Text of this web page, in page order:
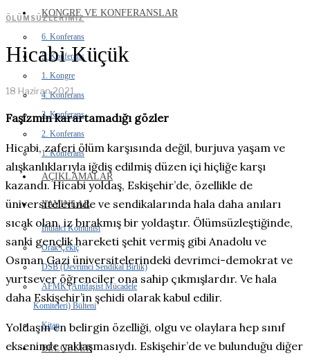
KONGRE VE KONFERANSLAR
6. Konferans
5. Konferans
1. Kongre
4. Konferans
3. Konferans
2. Konferans
1. Konferans
AÇIKLAMALAR
YAYINLAR
İhtilalci Komünist
Orak Çekiç
DSB (Devrimci Sendikal Birlik)
AFMK (Antifaşist Mücadele
Komiteleri) Bülteni
Kitap
BELGELER
ÖLÜMSÜZLERIMIZ
Hicabi Küçük
18 Haziran 2021
Faşizmin karartamadığı gözler
Hicabi, zaferi ölüm karşısında değil, burjuva yaşam ve
alışkanlıklarıyla iğdiş edilmiş düzen içi hiçliğe karşı
kazandı. Hicabi yoldaş, Eskişehir’de, özellikle de
üniversitelerinde ve sendikalarında hala daha anıları
sıcak olan, iz bırakmış bir yoldaştır. Ölümsüzleştiğinde,
sanki gençlik hareketi şehit vermiş gibi Anadolu ve
Osman Gazi üniversitelerindeki devrimci-demokrat ve
yurtsever öğrenciler ona sahip çıkmışlardır. Ve hala
daha Eskişehir’in şehidi olarak kabul edilir.
Yoldaşın en belirgin özelliği, olgu ve olaylara hep sınıf
ekseninde yaklaşmasıydı. Eskişehir’de ve bulunduğu diğer